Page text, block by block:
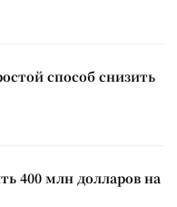
способ снизить
400 млн долларов на